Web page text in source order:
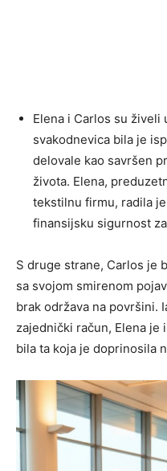
Elena i Carlos su
svakodnevica bila je
delovale kao savršen
života. Elena,
tekstilnu firmu, radila
finansijsku sigurnost
S druge strane, Carlos je
sa svojom smirenom
brak održava na površini.
zajednički račun, Elena je
bila ta koja je doprinosila